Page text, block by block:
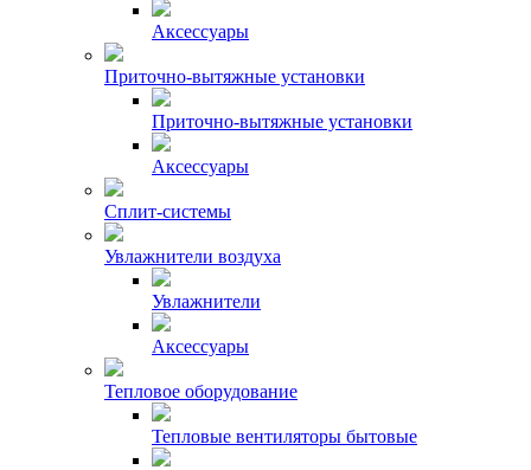
Аксессуары
Приточно-вытяжные установки
Приточно-вытяжные установки
Аксессуары
Сплит-системы
Увлажнители воздуха
Увлажнители
Аксессуары
Тепловое оборудование
Тепловые вентиляторы бытовые